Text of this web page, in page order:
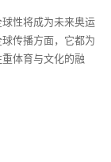
性将成为未来奥运
传播方面，它都为
体育与文化的融